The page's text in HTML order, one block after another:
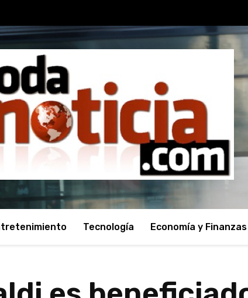
Tecnología Economía y Finanzas